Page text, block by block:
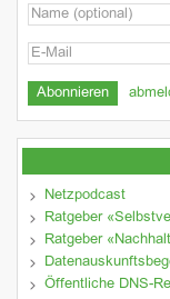
Netzpodcast
Ratgeber
Ratgeber
Öffentliche DNS-